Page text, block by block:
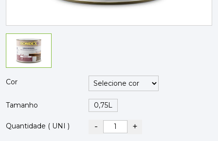
DYRUP
SKIL
Cor
Tamanho
Quantidade ( UNI ) - +